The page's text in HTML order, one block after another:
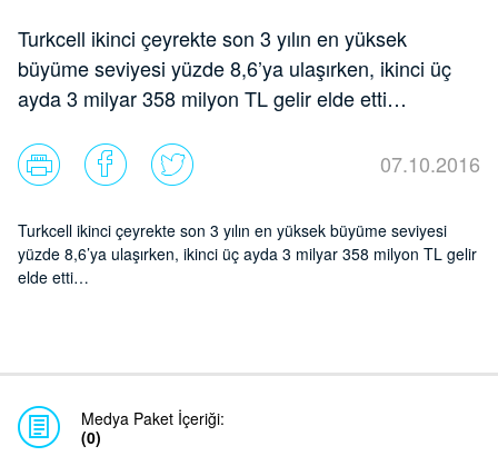
Turkcell ikinci çeyrekte son 3 yılın en yüksek
büyüme seviyesi yüzde 8,6’ya ulaşırken, ikinci üç
ayda 3 milyar 358 milyon TL gelir elde etti…
07.10.2016
Turkcell ikinci çeyrekte son 3 yılın en yüksek büyüme seviyesi
yüzde 8,6’ya ulaşırken, ikinci üç ayda 3 milyar 358 milyon TL gelir
elde etti…
Medya Paket İçeriği:
(0)